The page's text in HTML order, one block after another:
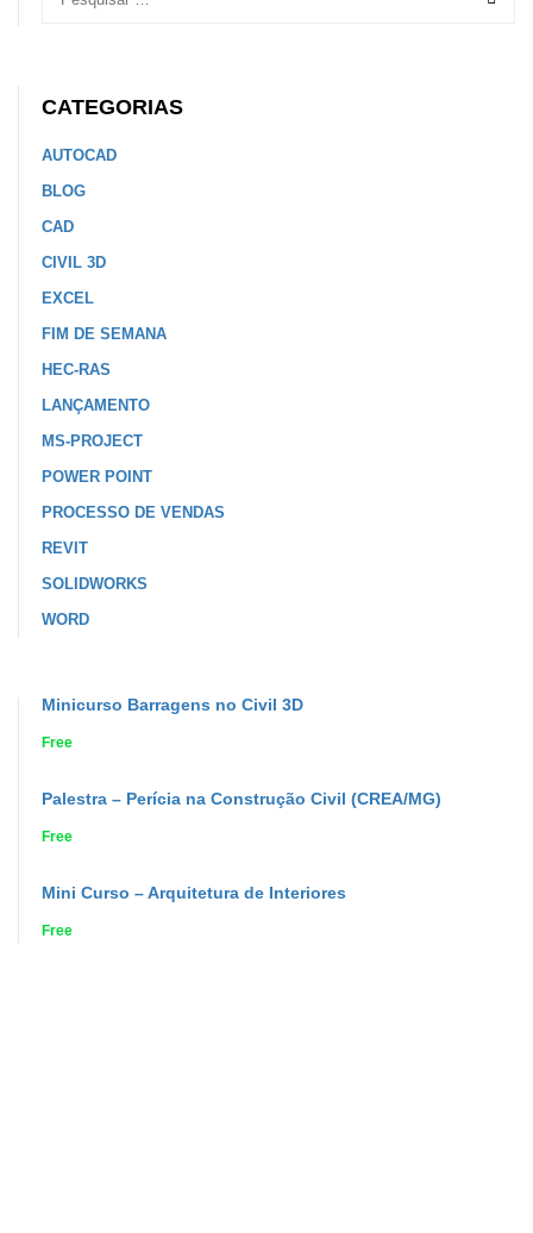
CATEGORIAS
AUTOCAD
BLOG
CAD
CIVIL 3D
EXCEL
FIM DE SEMANA
HEC-RAS
LANÇAMENTO
MS-PROJECT
POWER POINT
PROCESSO DE VENDAS
REVIT
SOLIDWORKS
WORD
Minicurso Barragens no Civil 3D
Free
Palestra – Perícia na Construção Civil (CREA/MG)
Free
Mini Curso – Arquitetura de Interiores
Free